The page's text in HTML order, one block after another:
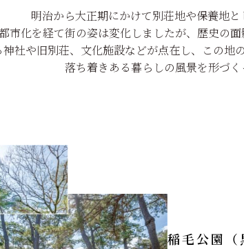
明治から大正期にかけて別荘地や保養地と
市化を経て街の姿は変化しましたが、歴史の面
社や旧別荘、文化施設などが点在し、この地
落ち着きある暮らしの風景を形づく
稲毛公園（